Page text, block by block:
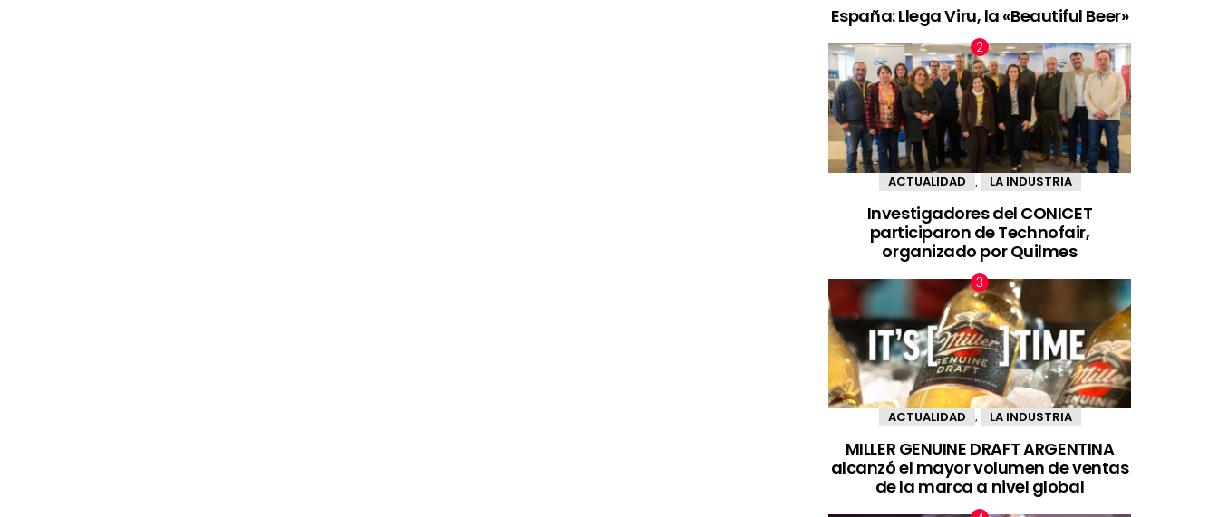
España: Llega Viru, la «Beautiful Beer»
ACTUALIDAD LA INDUSTRIA
Investigadores del CONICET
participaron de Technofair,
organizado por Quilmes
ACTUALIDAD , LA INDUSTRIA
MILLER GENUINE DRAFT ARGENTINA
alcanzó el mayor volumen de ventas
de la marca a nivel global